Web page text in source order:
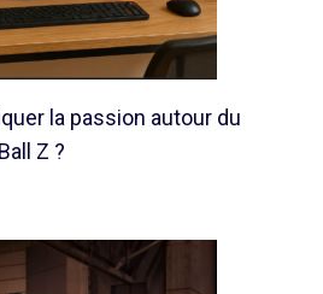
la passion autour du
Z ?